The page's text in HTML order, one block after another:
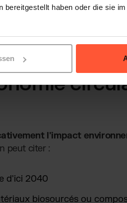
haben oder die sie
l'impact
peut citer :
d'ici 2040
biosourcés ou